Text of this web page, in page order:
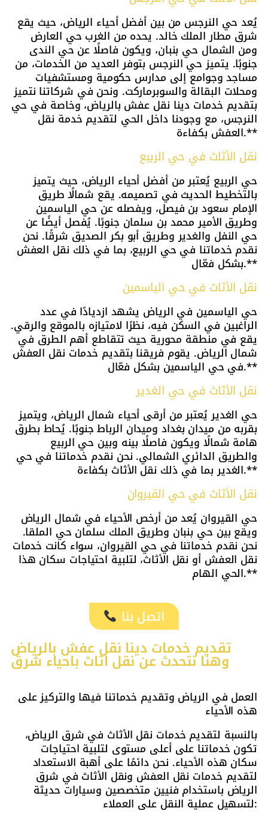
يُعد حي النرجس من بين أفضل أحياء الرياض، حيث يقع
شرق مطار الملك خالد. يحده من الغرب حي العارض
ومن الشمال حي بنبان، ويكون فاصلًا عن حي الندى
جنوبًا. يتميز حي النرجس بتوفر العديد من الخدمات، من
مساجد وجوامع إلى مدارس حكومية ومستشفيات
ومحلات البقالة والسوبرماركت. ونحن في شركاتنا نتميز
بتقديم خدمات دينا نقل عفش بالرياض، وخاصة في حي
النرجس، مع وجودنا داخل الحي لتقديم خدمة نقل
العفش بكفاءة.**
نقل الأثاث في حي الربيع
حي الربيع يُعتبر من أفضل أحياء الرياض، حيث يتميز
بالتخطيط الحديث في تصميمه. يقع شمالًا طريق
الإمام سعود بن فيصل، ويفصله عن حي الياسمين
وطريق الأمير محمد بن سلمان جنوبًا. يُفصل أيضًا عن
حي النفل والغدير وطريق أبو بكر الصديق شرقًا. نحن
نقدم خدماتنا في حي الربيع، بما في ذلك نقل العفش
بشكل فعّال.**
نقل الأثاث في حي الياسمين
حي الياسمين في الرياض يشهد ازديادًا في عدد
الراغبين في السكن فيه، نظرًا لامتيازه بالموقع والرقي.
يقع في منطقة محورية حيث تتقاطع أهم الطرق في
شمال الرياض. يقوم فريقنا بتقديم خدمات نقل العفش
في حي الياسمين بشكل فعّال.**
نقل الأثاث في حي الغدير
حي الغدير يُعتبر من أرقى أحياء شمال الرياض، ويتميز
بقربه من ميدان بغداد وميدان الرباط جنوبًا. يُحاط بطرق
هامة شمالًا ويكون فاصلًا بينه وبين حي الربيع
والطريق الدائري الشمالي. نحن نقدم خدماتنا في حي
الغدير بما في ذلك نقل الأثاث بكفاءة.**
نقل الأثاث في حي القيروان
حي القيروان يُعد من أرخص الأحياء في شمال الرياض
ويقع بين حي بنبان وطريق الملك سلمان حي الملقا.
نحن نقدم خدماتنا في حي القيروان، سواء كانت خدمات
نقل العفش أو نقل الأثاث، لتلبية احتياجات سكان هذا
الحي الهام.**
اتصل بنا
تقديم خدمات دينا نقل عفش بالرياض
وهنا نتحدث عن نقل اثاث باحياء شرق
العمل في الرياض وتقديم خدماتنا فيها والتركيز على
هذه الأحياء
بالنسبة لتقديم خدمات نقل الأثاث في شرق الرياض،
تكون خدماتنا على أعلى مستوى لتلبية احتياجات
سكان هذه الأحياء. نحن دائمًا على أهبة الاستعداد
لتقديم خدمات نقل العفش ونقل الأثاث في شرق
الرياض باستخدام فنيين متخصصين وسيارات حديثة
لتسهيل عملية النقل على العملاء: